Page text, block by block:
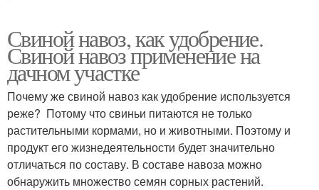
Свиной навоз, как удобрение.
Свиной навоз применение на
дачном участке
Почему же свиной навоз как удобрение используется
реже? Потому что свиньи питаются не только
растительными кормами, но и животными. Поэтому и
продукт его жизнедеятельности будет значительно
отличаться по составу. В составе навоза можно
обнаружить множество семян сорных растений.